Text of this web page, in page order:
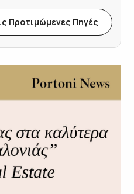
Προτιμώμενες Πηγές